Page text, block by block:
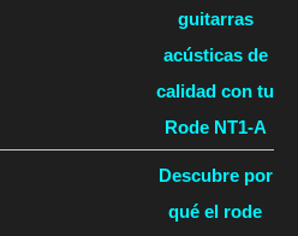
guitarras
acústicas de
calidad con tu
Rode NT1-A
Descubre por
qué el rode